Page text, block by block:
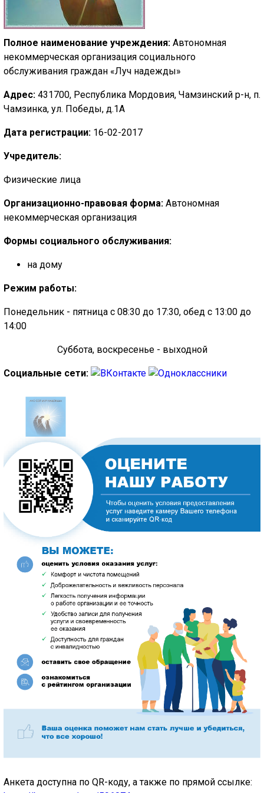
🔊 Включить озвучивание
Настройки по умолчанию
Полное наименование учреждения: Автономная
некоммерческая организация социального
обслуживания граждан «Луч надежды»
Адрес: 431700, Республика Мордовия, Чамзинский р-н, п.
Чамзинка, ул. Победы, д.1А
Дата регистрации: 16-02-2017
Учредитель:
Физические лица
Организационно-правовая форма: Автономная
некоммерческая организация
Формы социального обслуживания:
на дому
Режим работы:
Понедельник - пятница с 08:30 до 17:30, обед с 13:00 до
14:00
Суббота, воскресенье - выходной
Социальные сети:
Анкета доступна по QR-коду, а также по прямой ссылке: